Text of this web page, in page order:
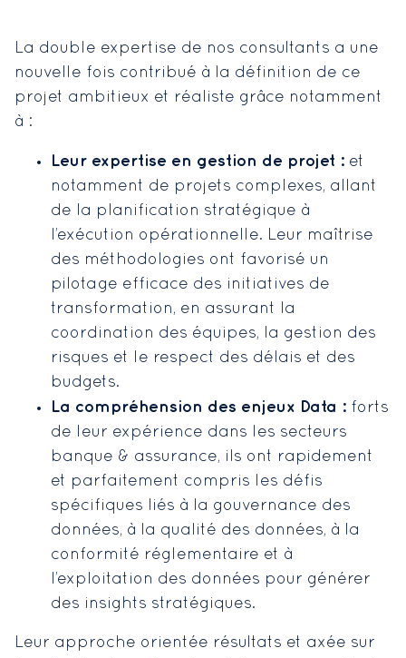
La double expertise de nos consultants a une
nouvelle fois contribué à la définition de ce
projet ambitieux et réaliste grâce notamment
à :
Leur expertise en gestion de projet : et
notamment de projets complexes, allant
de la planification stratégique à
l’exécution opérationnelle. Leur maîtrise
des méthodologies ont favorisé un
pilotage efficace des initiatives de
transformation, en assurant la
coordination des équipes, la gestion des
risques et le respect des délais et des
budgets.
La compréhension des enjeux Data : forts
de leur expérience dans les secteurs
banque & assurance, ils ont rapidement
et parfaitement compris les défis
spécifiques liés à la gouvernance des
données, à la qualité des données, à la
conformité réglementaire et à
l’exploitation des données pour générer
des insights stratégiques.
Leur approche orientée résultats et axée sur